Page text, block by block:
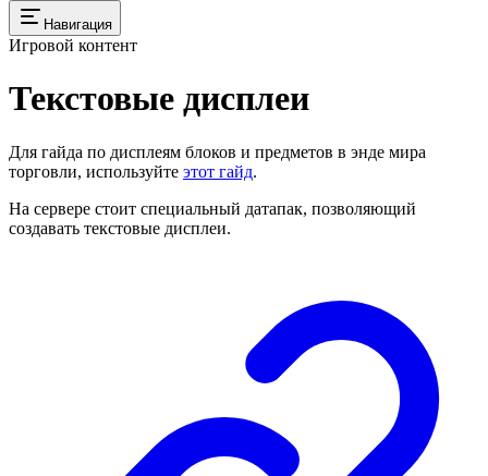
Навигация
Игровой контент
Текстовые дисплеи
Для гайда по дисплеям блоков и предметов в энде мира
торговли, используйте этот гайд.
На сервере стоит специальный датапак, позволяющий
создавать текстовые дисплеи.